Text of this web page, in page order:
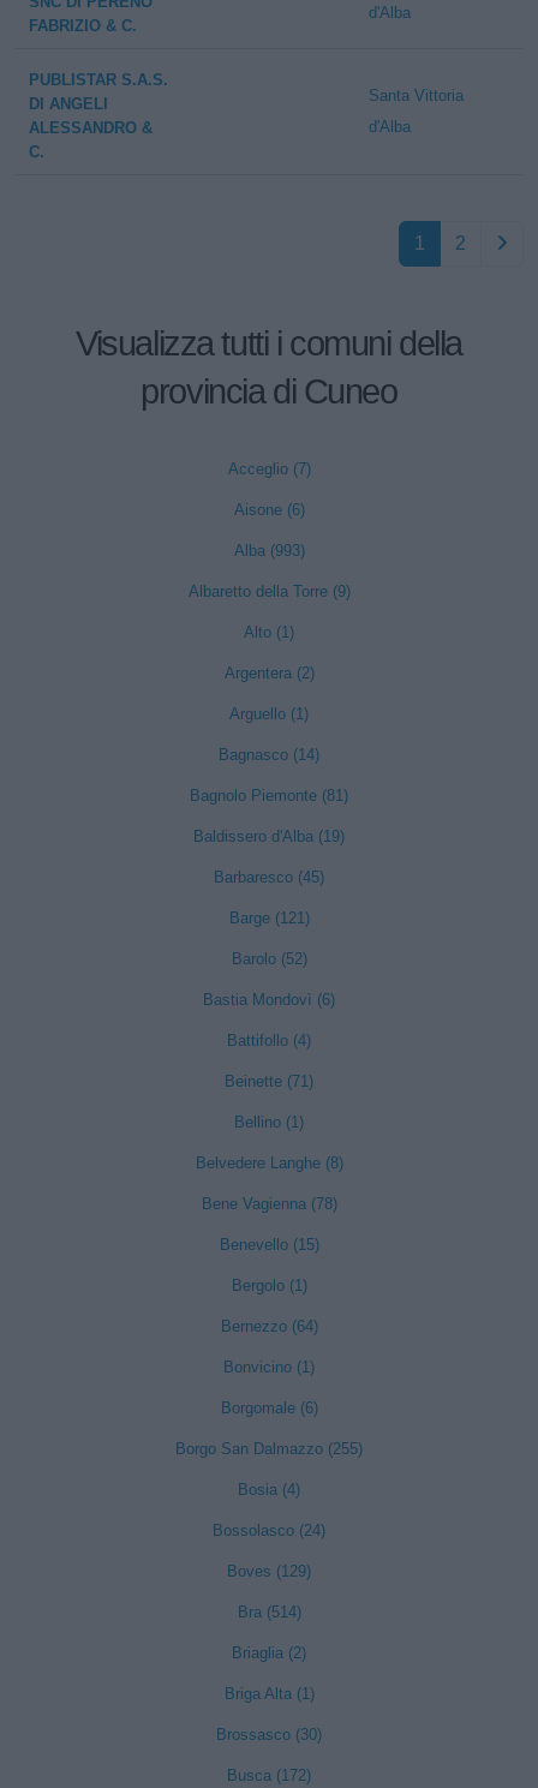
FABRIZIO & C.
d'Alba
PUBLISTAR S.A.S.
DI ANGELI
ALESSANDRO &
C.
Santa Vittoria
d'Alba
1 2
Visualizza tutti i comuni della
provincia di Cuneo
Acceglio (7)
Aisone (6)
Alba (993)
Albaretto della Torre (9)
Alto (1)
Argentera (2)
Arguello (1)
Bagnasco (14)
Bagnolo Piemonte (81)
Baldissero d'Alba (19)
Barbaresco (45)
Barge (121)
Barolo (52)
Bastia Mondovì (6)
Battifollo (4)
Beinette (71)
Bellino (1)
Belvedere Langhe (8)
Bene Vagienna (78)
Benevello (15)
Bergolo (1)
Bernezzo (64)
Bonvicino (1)
Borgomale (6)
Borgo San Dalmazzo (255)
Bosia (4)
Bossolasco (24)
Boves (129)
Bra (514)
Briaglia (2)
Briga Alta (1)
Brossasco (30)
Busca (172)